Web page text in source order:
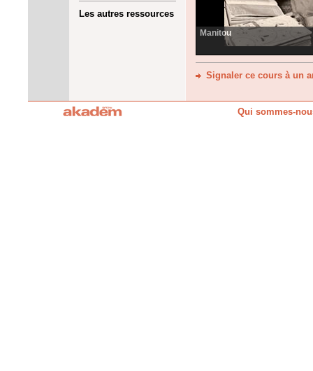
Les autres ressources
Manitou
Signaler ce cours à un
Qui sommes-